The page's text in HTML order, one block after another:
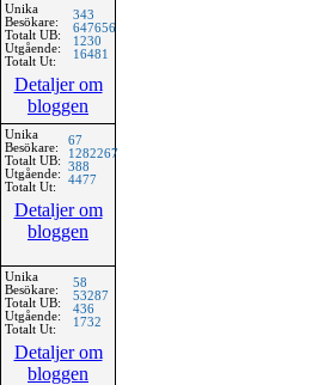
Unika
Besökare:
Totalt UB:
Utgående:
Totalt Ut:
343
647656
1230
16481
Detaljer om
bloggen
Unika
Besökare:
Totalt UB:
Utgående:
Totalt Ut:
67
1282267
388
4477
Detaljer om
bloggen
Unika
Besökare:
Totalt UB:
Utgående:
Totalt Ut:
58
53287
436
1732
Detaljer om
bloggen